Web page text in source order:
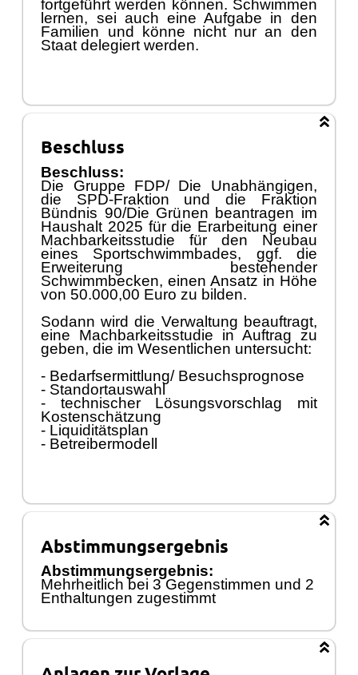
fortgeführt werden können. Schwimmen
lernen, sei auch eine Aufgabe in den
Familien und könne nicht nur an den
Staat delegiert werden.
Beschluss
Beschluss:
Die Gruppe FDP/ Die Unabhängigen,
die SPD-Fraktion und die Fraktion
Bündnis 90/Die Grünen beantragen im
Haushalt 2025 für die Erarbeitung einer
Machbarkeitsstudie für den Neubau
eines Sportschwimmbades, ggf. die
Erweiterung bestehender
Schwimmbecken, einen Ansatz in Höhe
von 50.000,00 Euro zu bilden.
Sodann wird die Verwaltung beauftragt,
eine Machbarkeitsstudie in Auftrag zu
geben, die im Wesentlichen untersucht:
- Bedarfsermittlung/ Besuchsprognose
- Standortauswahl
- technischer Lösungsvorschlag mit
Kostenschätzung
- Liquiditätsplan
- Betreibermodell
Abstimmungsergebnis
Abstimmungsergebnis:
Mehrheitlichbei 3 Gegenstimmen und 2
Enthaltungen zugestimmt